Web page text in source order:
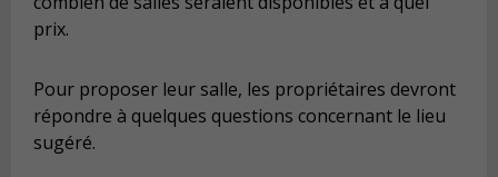
prix.
Pour proposer leur salle, les propriétaires devront
répondre à quelques questions concernant le lieu
sugéré.